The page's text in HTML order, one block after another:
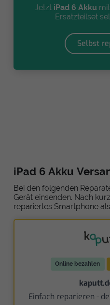
Jetzt iPad 6 Akku
Ersatzteilset
Selbst
iPad 6 Akku
Bei den folgenden
Gerät einsenden. Nach
repariertes Smartphone
Online bezahlen
Einfach reparieren -